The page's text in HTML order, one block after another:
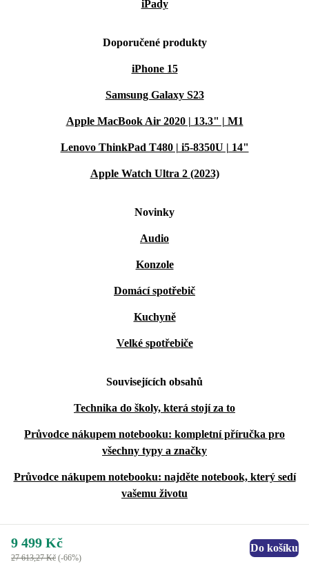
iPady
Doporučené produkty
iPhone 15
Samsung Galaxy S23
Apple MacBook Air 2020 | 13.3" | M1
Lenovo ThinkPad T480 | i5-8350U | 14"
Apple Watch Ultra 2 (2023)
Novinky
Audio
Konzole
Domácí spotřebič
Kuchyně
Velké spotřebiče
Souvisejících obsahů
Technika do školy, která stojí za to
Průvodce nákupem notebooku: kompletní příručka pro
všechny typy a značky
Průvodce nákupem notebooku: najděte notebook, který sedí
vašemu životu
9 499 Kč
27 613,27 Kč (-66%)
Do košíku